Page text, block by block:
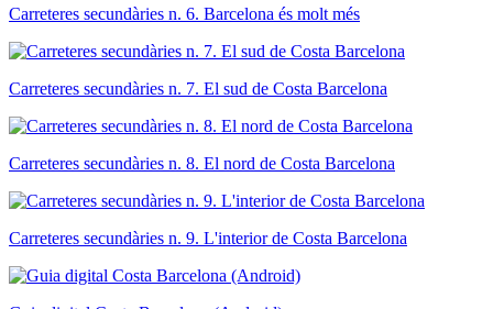
Carreteres secundàries n. 6. Barcelona és molt més
Carreteres secundàries n. 7. El sud de Costa Barcelona
Carreteres secundàries n. 8. El nord de Costa Barcelona
Carreteres secundàries n. 9. L'interior de Costa Barcelona